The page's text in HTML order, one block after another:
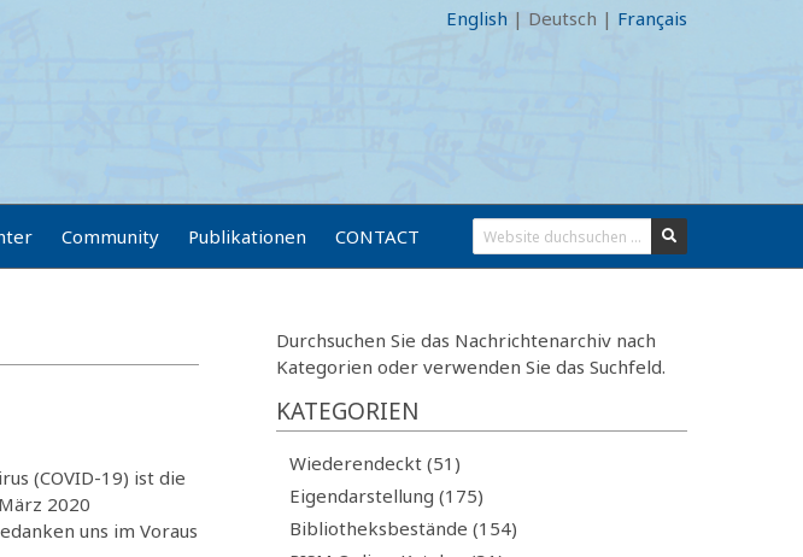
English | Deutsch | Français
Community Publikationen CONTACT
(COVID-19) ist die
2020
uns im Voraus
Durchsuchen Sie das Nachrichtenarchiv nach
Kategorien oder verwenden Sie das Suchfeld.
KATEGORIEN
Wiederendeckt (51)
Eigendarstellung (175)
Bibliotheksbestände (154)